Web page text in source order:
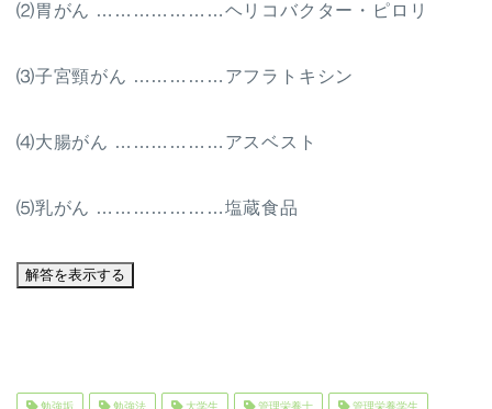
⑵胃がん …………………ヘリコバクター・ピロリ
⑶子宮頸がん ……………アフラトキシン
⑷大腸がん ………………アスベスト
⑸乳がん …………………塩蔵食品
勉強垢 勉強法 大学生 管理栄養士 管理栄養学生